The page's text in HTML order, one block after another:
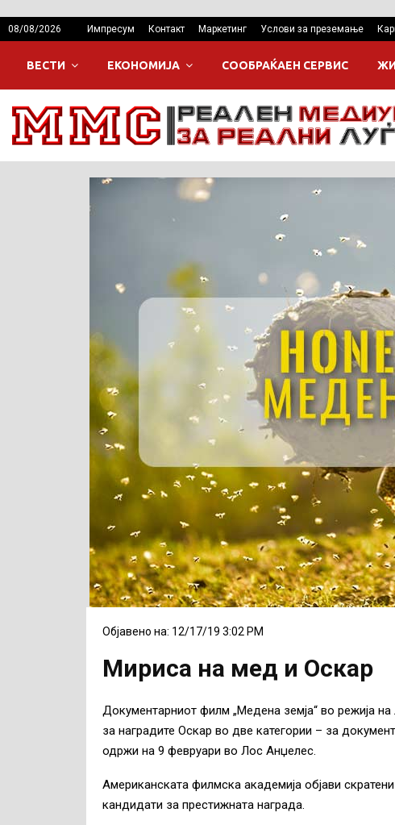
08/08/2026 Импресум Контакт Маркетинг Услови за преземање
ВЕСТИ ЕКОНОМИЈА СООБРАЌАЕН СЕРВИС
Објавено на: 12/17/19 3:02 PM
Мириса на мед и Оскар
Документарниот филм „Медена земја“ во режија
за наградите Оскар во две категории – за
одржи на 9 февруари во Лос Анџелес.
Американската филмска академија објави
кандидати за престижната награда.